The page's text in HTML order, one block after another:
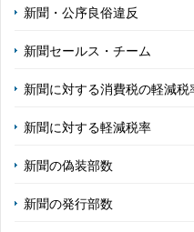
新聞・公序良俗違反
新聞セールス・チーム
新聞に対する消費税の軽減税
新聞に対する軽減税率
新聞の偽装部数
新聞の発行部数